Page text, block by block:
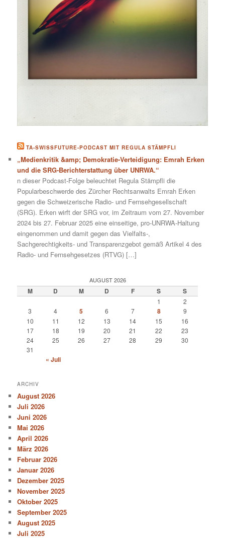
TA-SWISSFUTURE-PODCAST MIT REGULA STÄMPFLI
„Medienkritik &amp; Demokratie-Verteidigung: Emrah Erken
und die SRG-Berichterstattung über UNRWA.“
n dieser Podcast-Folge beleuchtet Regula Stämpfli die
Popularbeschwerde des Zürcher Rechtsanwalts Emrah Erken
gegen die Schweizerische Radio- und Fernsehgesellschaft
(SRG). Erken wirft der SRG vor, im Zeitraum vom 27. November
2024 bis 27. Februar 2025 eine einseitige, pro-UNRWA-Haltung
eingenommen und damit gegen das Vielfalts-,
Sachgerechtigkeits- und Transparenzgebot gemäß Artikel 4 des
Radio- und Fernsehgesetzes (RTVG) […]
AUGUST 2026
M D M D F S S
1
2
3
4 5 6 7 8
9
10
11 12 13 14 15
16
17
18 19 20 21 22
23
24
25 26 27 28 29
30
31
« Juli
ARCHIV
August 2026
Juli 2026
Juni 2026
Mai 2026
April 2026
März 2026
Februar 2026
Januar 2026
Dezember 2025
November 2025
Oktober 2025
September 2025
August 2025
Juli 2025